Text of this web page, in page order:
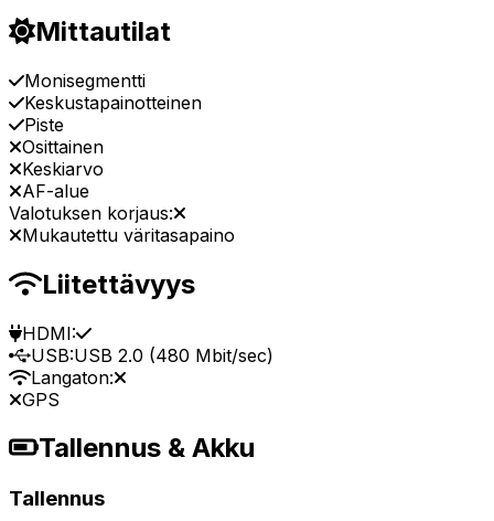
Mittautilat
Monisegmentti
Keskustapainotteinen
Piste
Osittainen
Keskiarvo
AF-alue
Valotuksen korjaus:
Mukautettu väritasapaino
Liitettävyys
HDMI:
USB:USB 2.0 (480 Mbit/sec)
Langaton:
GPS
Tallennus & Akku
Tallennus